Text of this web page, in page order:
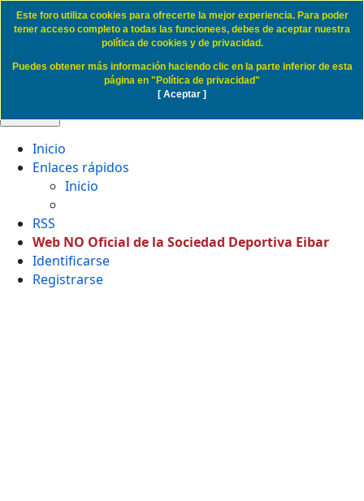
Politica de Cookies SD Eibar
Inicio
Enlaces rápidos
Inicio
RSS
Web NO Oficial de la Sociedad Deportiva Eibar
Identificarse
Registrarse
Este foro utiliza cookies para ofrecerte la mejor experiencia. Para poder
tener acceso completo a todas las funcionees, debes de aceptar nuestra
política de cookies y de privacidad.
Puedes obtener más información haciendo clic en la parte inferior de esta
página en "Política de privacidad"
[ Aceptar ]